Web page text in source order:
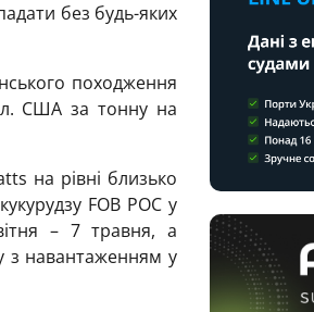
без будь-яких
походження
США за тонну на
на рівні близько
FOB POC у
– 7 травня, а
з навантаженням у